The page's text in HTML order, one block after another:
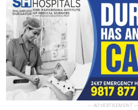
— ADVERTISEMENT —